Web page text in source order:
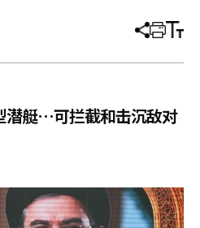
分
章
打 调
小
潜艇…可拦截和击沉敌对